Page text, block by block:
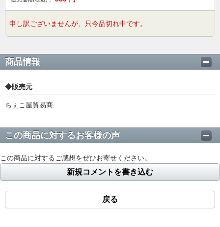
申し訳ございませんが、只今品切れ中です。
商品情報
◆販売元
ちぇこ屋貿易商
この商品に対するお客様の声
この商品に対するご感想をぜひお寄せください。
新規コメントを書き込む
戻る